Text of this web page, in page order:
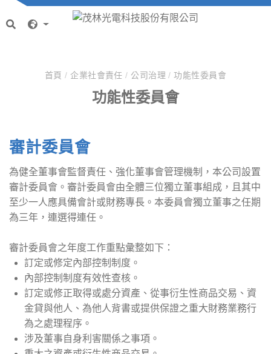
首頁/ 企業社會責任/ 公司治理/ 功能性委員會
功能性委員會
審計委員會
為健全董事會監督責任、強化董事會管理機制，本公司設置
審計委員會。審計委員會由全體三位獨立董事組成，且其中
至少一人應具備會計或財務專長。本委員會獨立董事之任期
為三年，連選得連任。
審計委員會之年度工作重點彙整如下：
訂定或修定內部控制制度。
內部控制制度有效性查核。
訂定或修正取得或處分資產、從事衍生性商品交易、資
金貸與他人、為他人背書或提供保證之重大財務業務行
為之處理程序。
涉及董事自身利害關係之事項。